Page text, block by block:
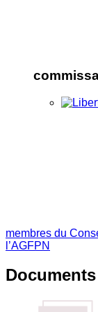
membres du
l’AGFPN